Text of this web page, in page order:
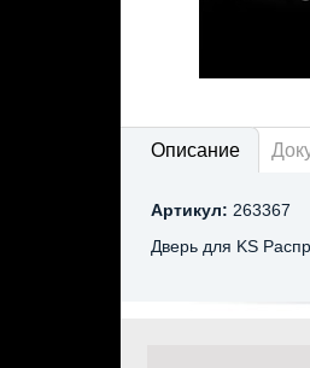
Описание
Артикул: 263367
Дверь для KS